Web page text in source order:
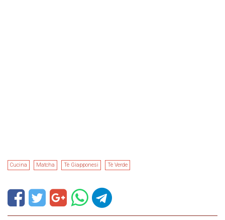
Cucina Matcha Tè Giapponesi Tè Verde